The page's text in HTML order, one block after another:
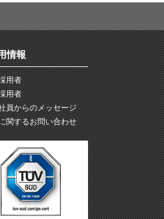
情報
用者
用者
員からのメッセージ
関するお問い合わせ